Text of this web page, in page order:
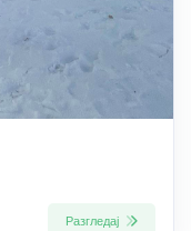
Разгледај